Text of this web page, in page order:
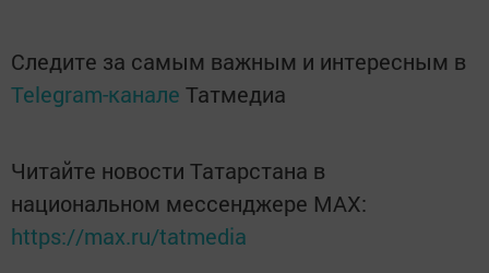
Следите за самым важным и интересным в
Telegram-канале Татмедиа
Читайте новости Татарстана в
национальном мессенджере MАХ:
https://max.ru/tatmedia